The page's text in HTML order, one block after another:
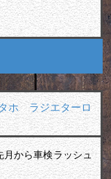
ホ ラジエターロ
から車検ラッシュ